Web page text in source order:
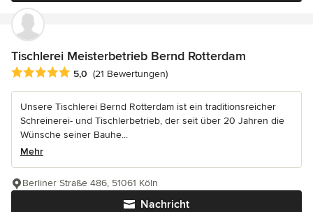
Tischlerei Meisterbetrieb Bernd Rotterdam
Durchschnittliche Bewertung: 5 von 5 Sternen
5,0 (21 Bewertungen)
Unsere Tischlerei Bernd Rotterdam ist ein traditionsreicher
Schreinerei- und Tischlerbetrieb, der seit über 20 Jahren die
Wünsche seiner Bauhe...
Mehr
Nachricht
Berliner Straße 486, 51061 Köln